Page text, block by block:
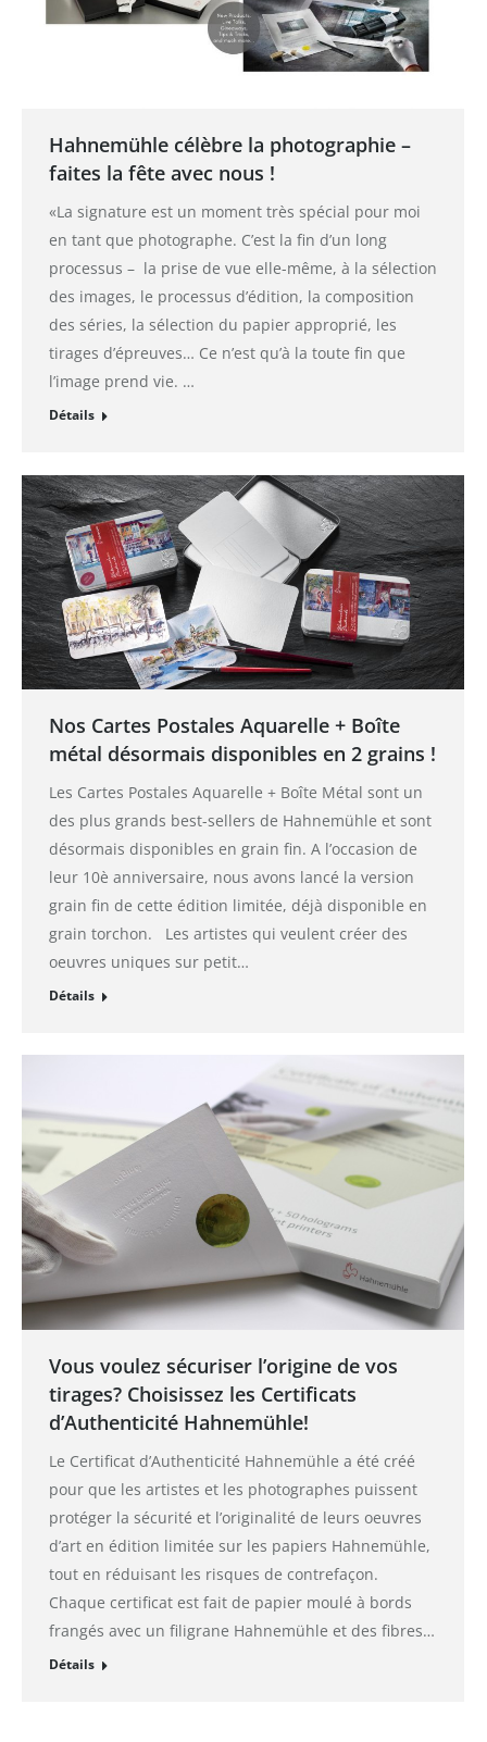
Hahnemühle célèbre la photographie –
faites la fête avec nous !
«La signature est un moment très spécial pour moi
en tant que photographe. C’est la fin d’un long
processus – la prise de vue elle-même, à la sélection
des images, le processus d’édition, la composition
des séries, la sélection du papier approprié, les
tirages d’épreuves… Ce n’est qu’à la toute fin que
l’image prend vie. …
Détails
Nos Cartes Postales Aquarelle + Boîte
métal désormais disponibles en 2 grains !
Les Cartes Postales Aquarelle + Boîte Métal sont un
des plus grands best-sellers de Hahnemühle et sont
désormais disponibles en grain fin. A l’occasion de
leur 10è anniversaire, nous avons lancé la version
grain fin de cette édition limitée, déjà disponible en
grain torchon. Les artistes qui veulent créer des
oeuvres uniques sur petit…
Détails
Vous voulez sécuriser l’origine de vos
tirages? Choisissez les Certificats
d’Authenticité Hahnemühle!
Le Certificat d’Authenticité Hahnemühle a été créé
pour que les artistes et les photographes puissent
protéger la sécurité et l’originalité de leurs oeuvres
d’art en édition limitée sur les papiers Hahnemühle,
tout en réduisant les risques de contrefaçon.
Chaque certificat est fait de papier moulé à bords
frangés avec un filigrane Hahnemühle et des fibres…
Détails